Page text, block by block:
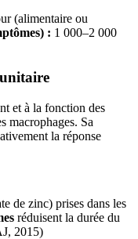
(alimentaire ou
: 1 000–2 000
et à la fonction des
macrophages. Sa
la réponse
de zinc) prises dans les
réduisent la durée du
2015)